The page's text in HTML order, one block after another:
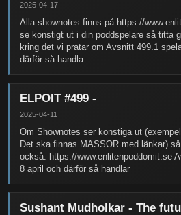
2025-04-17
Alla shownotes finns på https://
se konstigt ut i din poddspelare så titta
kring det vi pratar om Avsnitt 499.1
därför så handla
ELPOIT #499 -
2025-04-11
Om Shownotes ser konstiga ut
Det ska finnas MASSOR med länkar)
också: https://www.enlitenpoddomit.se
8 april och därför så handlar
Sushant Mudholkar - The